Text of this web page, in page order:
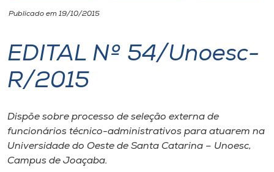
Unoesc
Internacionalização
I.nova
Diplomados
Cultura
Publicado em 19/10/2015
EDITAL Nº 54/Unoesc-
R/2015
Dispõe sobre processo de seleção externa de
funcionários técnico-administrativos para atuarem na
Universidade do Oeste de Santa Catarina – Unoesc,
Campus de Joaçaba.